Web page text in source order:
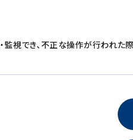
監視でき、不正な操作が行われた